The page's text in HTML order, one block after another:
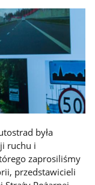
była
ruchu i
zaprosiliśmy
przedstawicieli